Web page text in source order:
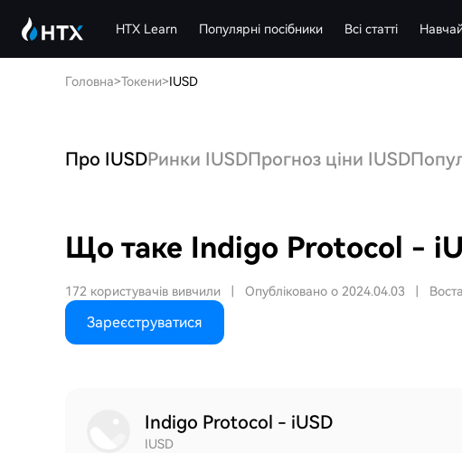
HTX Learn Популярні посібники Всі статті
Головна>Токени>IUSD
Про IUSDРинки IUSDПрогноз ціни IUSD
Що таке Indigo Protocol -
172 користувачів вивчили Опубліковано о 2024.04.03
Зареєструватися
Indigo Protocol - iUSD
IUSD